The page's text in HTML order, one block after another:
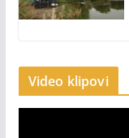
Video klipovi